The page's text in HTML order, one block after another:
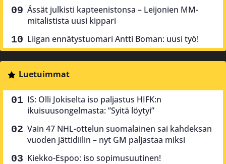
Ässät julkisti kapteenistonsa – Leijonien MM-
mitalistista uusi kippari
Liigan ennätystuomari Antti Boman: uusi työ!
Luetuimmat
IS: Olli Jokiselta iso paljastus HIFK:n
ikuisuusongelmasta: ”Syitä löytyi”
Vain 47 NHL-ottelun suomalainen sai kahdeksan
vuoden jättidiilin – nyt GM paljastaa miksi
Kiekko-Espoo: iso sopimusuutinen!